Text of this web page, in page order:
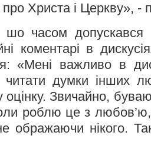
Христа і Церкву», -
шо часом допускався
коментарі в
«Мені важливо в
читати думки інших
Звичайно,
роблю це з
ображаючи нікого.